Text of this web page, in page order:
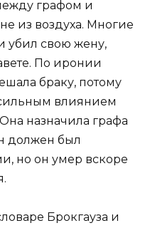
графом и
из воздуха. Многие
убил свою жену,
По иронии
браку, потому
влиянием
назначила графа
должен был
но он умер вскоре
Брокгауза и